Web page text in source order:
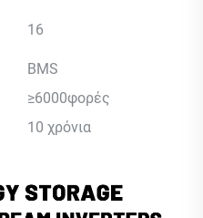
16
BMS
≥6000φορές
10 χρόνια